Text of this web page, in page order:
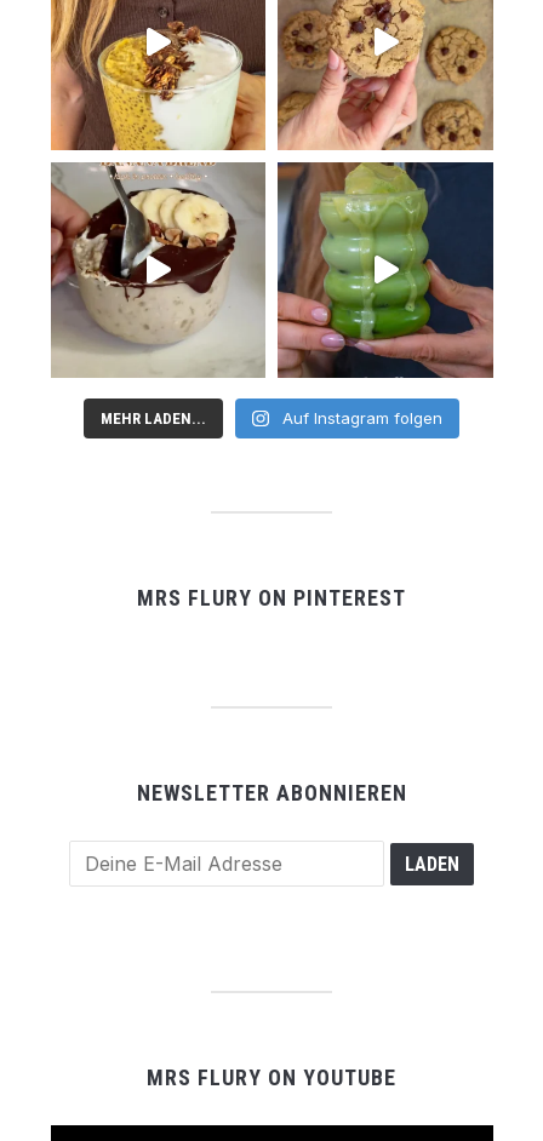
MEHR LADEN... Auf Instagram folgen
MRS FLURY ON PINTEREST
NEWSLETTER ABONNIEREN
MRS FLURY ON YOUTUBE